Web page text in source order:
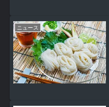
ニュース